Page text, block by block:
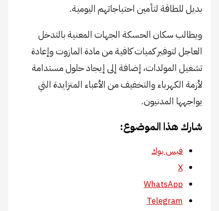
بديل للطاقة لتأمين احتياجاتهم اليومية.
ويطالب سكان الحسكة الجهات المعنية بالتدخل
العاجل لتوفير كميات كافية من مادة المازوت وإعادة
تشغيل المولدات، إضافة إلى إيجاد حلول مستدامة
لأزمة الكهرباء والتخفيف من الأعباء المتزايدة التي
يواجهها المدنيون.
شارك هذا الموضوع:
فيس بوك
X
WhatsApp
Telegram